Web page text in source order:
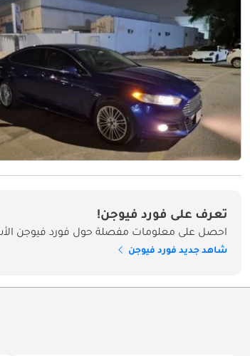
تعرف على فورد فيوجن!
احصل على معلومات مفصلة حول فورد فيوجن
شاهد جديد فورد فيوجن